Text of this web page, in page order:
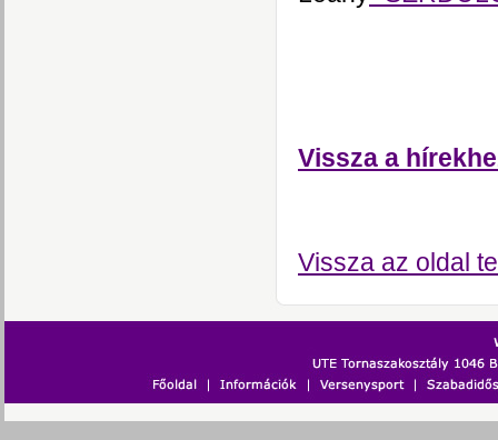
Vissza a
Vissza az oldal